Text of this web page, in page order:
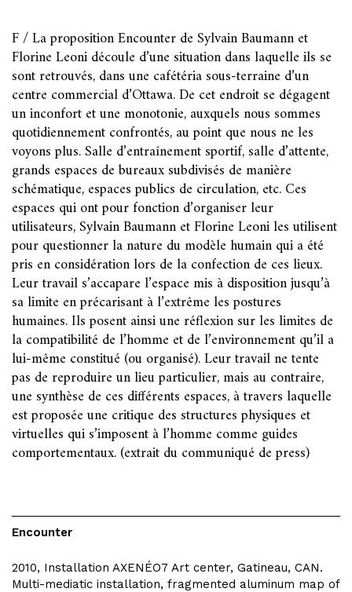
F / La proposition Encounter de Sylvain Baumann et
Florine Leoni découle d’une situation dans laquelle ils se
sont retrouvés, dans une cafétéria sous-terraine d’un
centre commercial d’Ottawa. De cet endroit se dégagent
un inconfort et une monotonie, auxquels nous sommes
quotidiennement confrontés, au point que nous ne les
voyons plus. Salle d’entraînement sportif, salle d’attente,
grands espaces de bureaux subdivisés de manière
schématique, espaces publics de circulation, etc. Ces
espaces qui ont pour fonction d’organiser leur
utilisateurs, Sylvain Baumann et Florine Leoni les utilisent
pour questionner la nature du modèle humain qui a été
pris en considération lors de la confection de ces lieux.
Leur travail s’accapare l’espace mis à disposition jusqu’à
sa limite en précarisant à l’extrême les postures
humaines. Ils posent ainsi une réflexion sur les limites de
la compatibilité de l’homme et de l’environnement qu’il a
lui-même constitué (ou organisé). Leur travail ne tente
pas de reproduire un lieu particulier, mais au contraire,
une synthèse de ces différents espaces, à travers laquelle
est proposée une critique des structures physiques et
virtuelles qui s’imposent à l’homme comme guides
comportementaux. (extrait du communiqué de press)
Encounter
2010, Installation AXENÉO7 Art center, Gatineau, CAN.
Multi-mediatic installation, fragmented aluminum map of